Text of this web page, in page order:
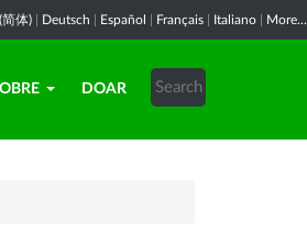
简体) Deutsch Español Français Italiano More...
DOAR